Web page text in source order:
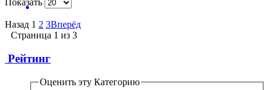
Назад 1 2 3Вперёд
Страница 1 из 3
Рейтинг
Оценить эту Категорию